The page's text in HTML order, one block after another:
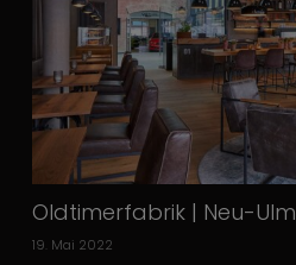
Oldtimerfabrik | Neu-Ulm
19. Mai 2022